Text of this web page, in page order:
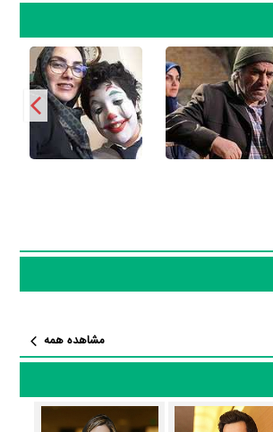
است.
است، می‌خوانیم: «بعد از سال‌ها بی‌خبری دو
در حرفه بازیگری محسوب می‌شود.
خمسه،اصغر همت نادر فلاح،کامران تفتی
مشاهده همه